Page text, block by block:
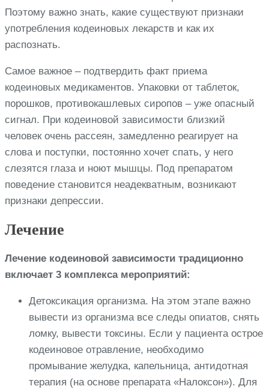
Поэтому важно знать, какие существуют признаки
употребления кодеиновых лекарств и как их
распознать.
Самое важное – подтвердить факт приема
кодеиновых медикаментов. Упаковки от таблеток,
порошков, противокашлевых сиропов – уже опасный
сигнал. При кодеиновой зависимости близкий
человек очень рассеян, замедленно реагирует на
слова и поступки, постоянно хочет спать, у него
слезятся глаза и ноют мышцы. Под препаратом
поведение становится неадекватным, возникают
признаки депрессии.
Лечение
Лечение кодеиновой зависимости традиционно
включает 3 комплекса мероприятий:
Детоксикация организма. На этом этапе важно
вывести из организма все следы опиатов, снять
ломку, вывести токсины. Если у пациента острое
кодеиновое отравление, необходимо
промывание желудка, капельница, антидотная
терапия (на основе препарата «Налоксон»). Для